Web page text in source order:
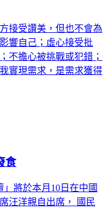
接受讚美，但也不會為
響自己；虛心接受批
不擔心被挑戰或犯錯；
實現需求，是需求獲得
食
將於本月10日在中國
汪洋親自出席， 國民